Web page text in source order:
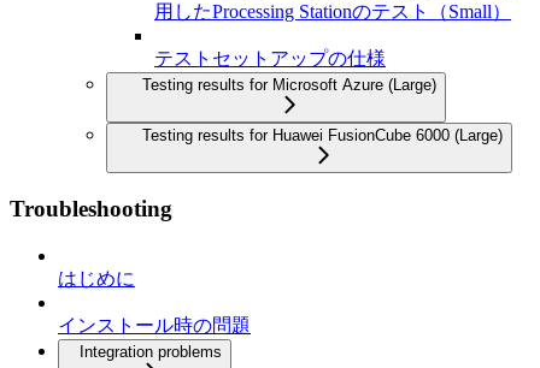
用したProcessing Stationのテスト（Small）
テストセットアップの仕様
Testing results for Microsoft Azure (Large)
Testing results for Huawei FusionCube 6000 (Large)
Troubleshooting
はじめに
インストール時の問題
Integration problems